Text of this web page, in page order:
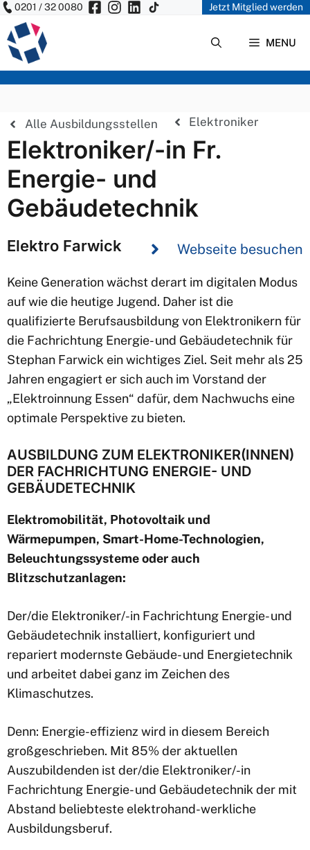
Zum
Inhalt
springen
0201 / 32 0080 Jetzt Mitglied werden
MENU
Alle Ausbildungsstellen Elektroniker
Elektroniker/-in Fr.
Energie- und
Gebäudetechnik
Elektro Farwick Webseite besuchen
Keine Generation wächst derart im digitalen Modus
auf wie die heutige Jugend. Daher ist die
qualifizierte Berufsausbildung von Elektronikern für
die Fachrichtung Energie- und Gebäudetechnik für
Stephan Farwick ein wichtiges Ziel. Seit mehr als 25
Jahren engagiert er sich auch im Vorstand der
„Elektroinnung Essen“ dafür, dem Nachwuchs eine
optimale Perspektive zu bieten.
AUSBILDUNG ZUM ELEKTRONIKER(INNEN)
DER FACHRICHTUNG ENERGIE- UND
GEBÄUDETECHNIK
Elektromobilität, Photovoltaik und
Wärmepumpen, Smart-Home-Technologien,
Beleuchtungssysteme oder auch
Blitzschutzanlagen:
Der/die Elektroniker/-in Fachrichtung Energie- und
Gebäudetechnik installiert, konfiguriert und
repariert modernste Gebäude- und Energietechnik
und arbeitet dabei ganz im Zeichen des
Klimaschutzes.
Denn: Energie-effizienz wird in diesem Bereich
großgeschrieben. Mit 85% der aktuellen
Auszubildenden ist der/die Elektroniker/-in
Fachrichtung Energie- und Gebäudetechnik der mit
Abstand beliebteste elektrohand-werkliche
Ausbildungsberuf.